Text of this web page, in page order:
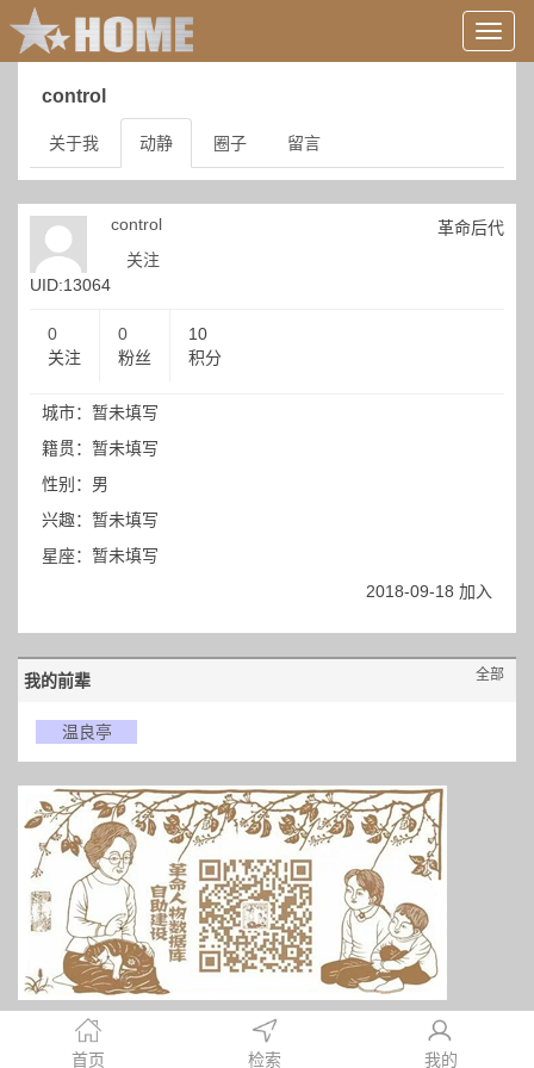
用
户
等
control
关于我 动静 圈子 留言
UID:13064
control
关注
革命后代
0
关注
0
粉丝
10
积分
城市：暂未填写
籍贯：暂未填写
性别：男
兴趣：暂未填写
星座：暂未填写
2018-09-18 加入
我的前辈 全部
温良亭
首页 检索 我的